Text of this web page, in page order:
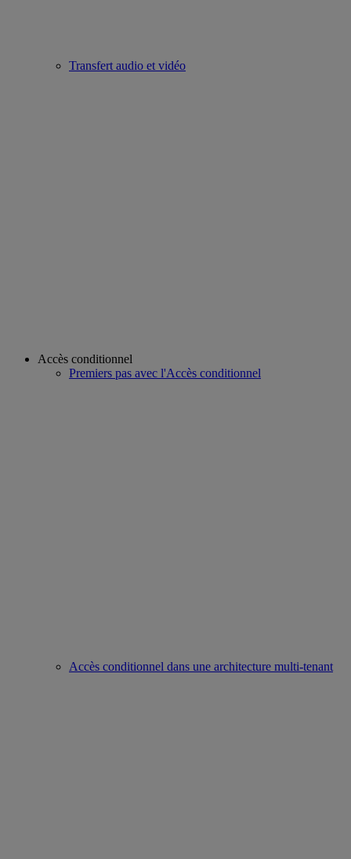
Transfert audio et vidéo
Accès conditionnel
Premiers pas avec l'Accès conditionnel
Accès conditionnel dans une architecture multi-tenant